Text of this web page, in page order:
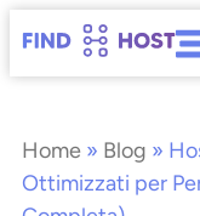
Home » Blog »
Ottimizzati per